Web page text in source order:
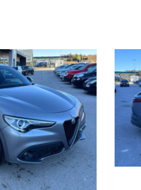
12 mesi, usufruibile su tutto il
interne/meccaniche ed allegare